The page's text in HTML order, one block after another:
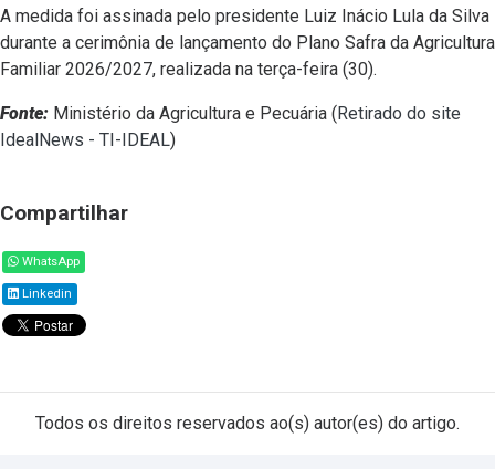
A medida foi assinada pelo presidente Luiz Inácio Lula da Silva
durante a cerimônia de lançamento do Plano Safra da Agricultura
Familiar 2026/2027, realizada na terça-feira (30).
Fonte: Ministério da Agricultura e Pecuária (Retirado do site
IdealNews - TI-IDEAL)
Compartilhar
WhatsApp
Linkedin
Todos os direitos reservados ao(s) autor(es) do artigo.